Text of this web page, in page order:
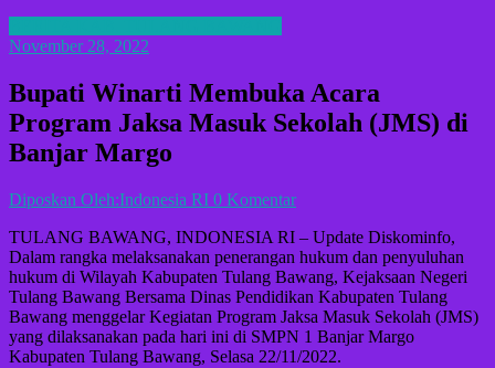
November 28, 2022
Bupati Winarti Membuka Acara
Program Jaksa Masuk Sekolah (JMS) di
Banjar Margo
Diposkan Oleh:Indonesia RI 0 Komentar
TULANG BAWANG, INDONESIA RI – Update Diskominfo,
Dalam rangka melaksanakan penerangan hukum dan penyuluhan
hukum di Wilayah Kabupaten Tulang Bawang, Kejaksaan Negeri
Tulang Bawang Bersama Dinas Pendidikan Kabupaten Tulang
Bawang menggelar Kegiatan Program Jaksa Masuk Sekolah (JMS)
yang dilaksanakan pada hari ini di SMPN 1 Banjar Margo
Kabupaten Tulang Bawang, Selasa 22/11/2022.